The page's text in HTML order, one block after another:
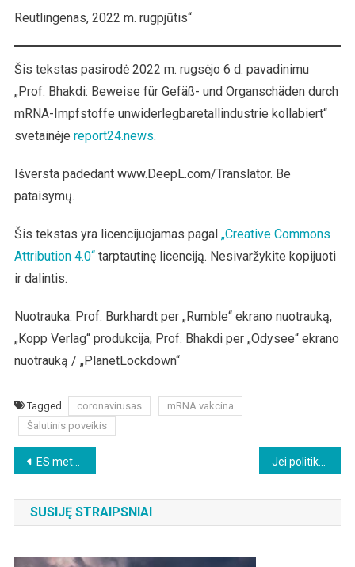
Reutlingenas, 2022 m. rugpjūtis“
Šis tekstas pasirodė 2022 m. rugsėjo 6 d. pavadinimu
„Prof. Bhakdi: Beweise für Gefäß- und Organschäden durch
mRNA-Impfstoffe unwiderlegbaretallindustrie kollabiert“
svetainėje report24.news.
Išversta padedant www.DeepL.com/Translator. Be
pataisymų.
Šis tekstas yra licencijuojamas pagal „Creative Commons
Attribution 4.0“tarptautinę licenciją. Nesivaržykite kopijuoti
ir dalintis.
Nuotrauka: Prof. Burkhardt per „Rumble“ ekrano nuotrauką,
„Kopp Verlag“ produkcija, Prof. Bhakdi per „Odysee“ ekrano
nuotrauką / „PlanetLockdown“
Tagged coronavirusas
mRNA vakcina
Šalutinis poveikis
Beitragsnavigation
ES metalo pramonė žlunga Jei politikai dėl „Corona“ krizės bent jau meluotų!
SUSIJĘ STRAIPSNIAI